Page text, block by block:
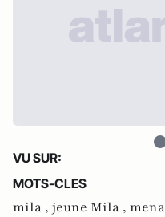
VU SUR:
MOTS-CLES
mila , jeune Mila ,